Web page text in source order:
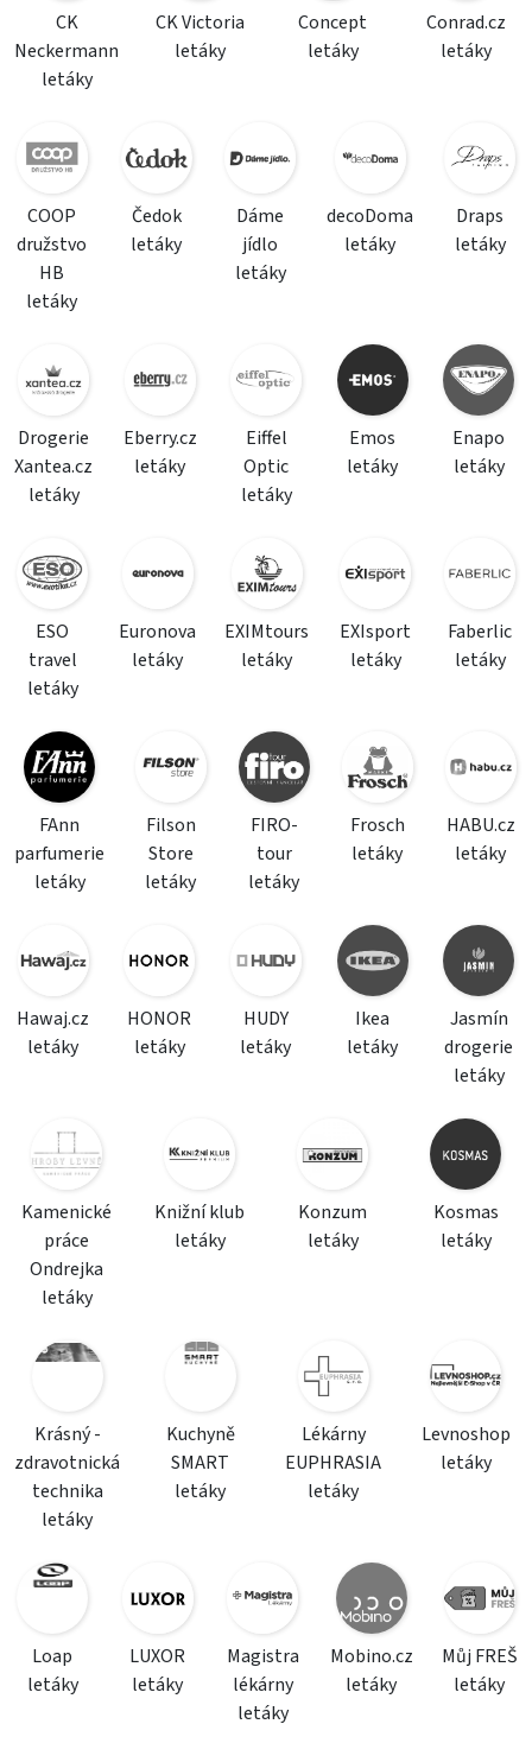
CK
Neckermann
letáky
CK Victoria
letáky
Concept
letáky
Conrad.cz
letáky
COOP
družstvo
HB
letáky
Čedok
letáky
Dáme
jídlo
letáky
decoDoma
letáky
Draps
letáky
Drogerie
Xantea.cz
letáky
Eberry.cz
letáky
Eiffel
Optic
letáky
Emos
letáky
Enapo
letáky
ESO
travel
letáky
Euronova
letáky
EXIMtours
letáky
EXIsport
letáky
Faberlic
letáky
FAnn
parfumerie
letáky
Filson
Store
letáky
FIRO-
tour
letáky
Frosch
letáky
HABU.cz
letáky
Hawaj.cz
letáky
HONOR
letáky
HUDY
letáky
Ikea
letáky
Jasmín
drogerie
letáky
Kamenické
práce
Ondrejka
letáky
Knižní klub
letáky
Konzum
letáky
Kosmas
letáky
Krásný -
zdravotnická
technika
letáky
Kuchyně
SMART
letáky
Lékárny
EUPHRASIA
letáky
Levnoshop
letáky
Loap
letáky
LUXOR
letáky
Magistra
lékárny
letáky
Mobino.cz
letáky
Můj FREŠ
letáky